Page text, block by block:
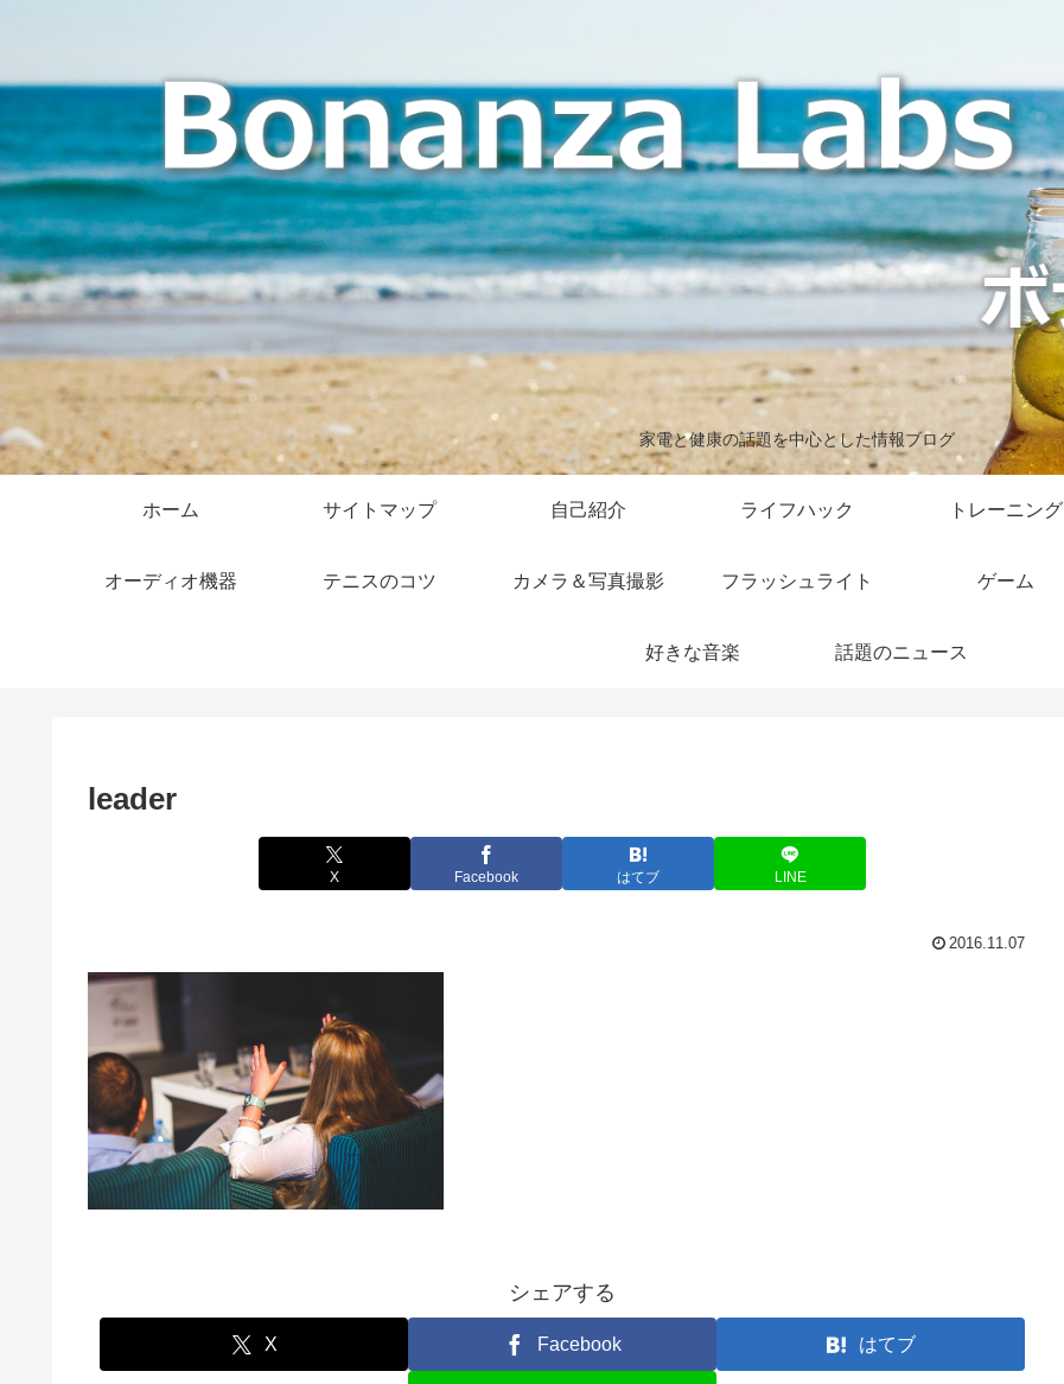
家電と健康の話題を中心とした情報ブログ
ホーム サイトマップ 自己紹介 ライフハック トレーニング
オーディオ機器 テニスのコツ カメラ＆写真撮影 フラッシュライト ゲーム
好きな音楽 話題のニュース
leader
X Facebook はてブ LINE
2016.11.07
シェアする
X Facebook はてブ